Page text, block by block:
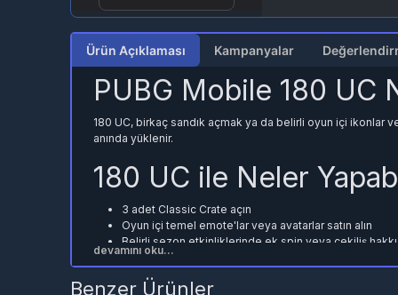
Ürün Açıklaması Kampanyalar
PUBG Mobile 180 UC
180 UC, birkaç sandık açmak ya da belirli oyun içi ikonlar
anında yüklenir.
180 UC ile Neler
3 adet Classic Crate açın
Oyun içi temel emote'lar veya avatarlar satın alın
Belirli sezon etkinliklerinde ek spin veya çekiliş hakkı
Mevcut UC bakiyenizi hızla tamamlayın
devamını oku...
Benzer Ürünler